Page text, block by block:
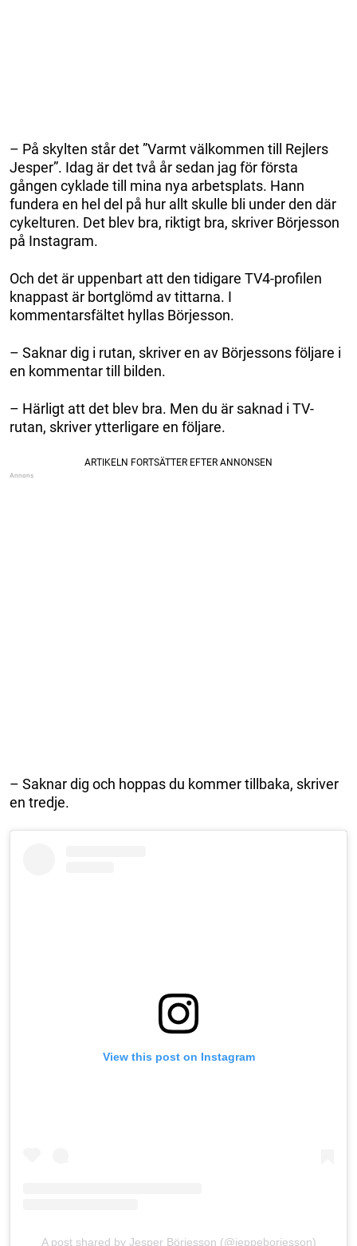
– På skylten står det ”Varmt välkommen till Rejlers
Jesper”. Idag är det två år sedan jag för första
gången cyklade till mina nya arbetsplats. Hann
fundera en hel del på hur allt skulle bli under den där
cykelturen. Det blev bra, riktigt bra, skriver Börjesson
på Instagram.
Och det är uppenbart att den tidigare TV4-profilen
knappast är bortglömd av tittarna. I
kommentarsfältet hyllas Börjesson.
– Saknar dig i rutan, skriver en av Börjessons följare i
en kommentar till bilden.
– Härligt att det blev bra. Men du är saknad i TV-
rutan, skriver ytterligare en följare.
– Saknar dig och hoppas du kommer tillbaka, skriver
en tredje.
View this post on Instagram
A post shared by Jesper Börjesson (@jeppeborjesson)